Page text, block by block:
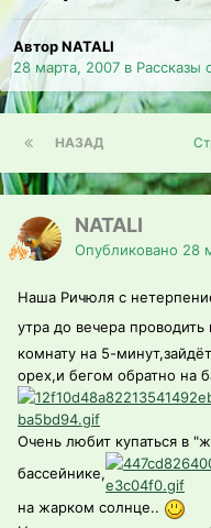
Автор NATALI
28 марта, 2007 в Рассказы
НАЗАД
NATALI
Опубликовано 28
Наша Ричюля с
утра до вечера проводить
комнату на 5-
орех,и бегом обратно на
Очень любит купаться в
бассейнике,
на жарком солнце..